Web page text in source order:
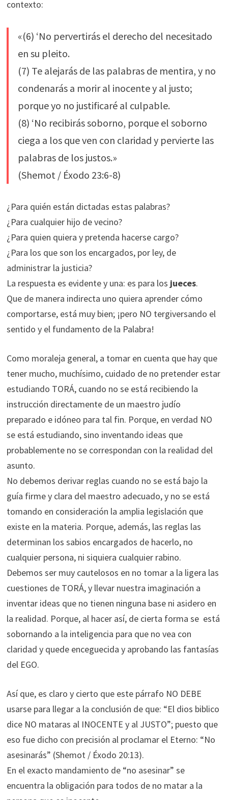
contexto:
«(6) ‘No pervertirás el derecho del necesitado
en su pleito.
(7) Te alejarás de las palabras de mentira, y no
condenarás a morir al inocente y al justo;
porque yo no justificaré al culpable.
(8) ‘No recibirás soborno, porque el soborno
ciega a los que ven con claridad y pervierte las
palabras de los justos.»
(Shemot / Éxodo 23:6-8)
¿Para quién están dictadas estas palabras?
¿Para cualquier hijo de vecino?
¿Para quien quiera y pretenda hacerse cargo?
¿Para los que son los encargados, por ley, de
administrar la justicia?
La respuesta es evidente y una: es para los jueces.
Que de manera indirecta uno quiera aprender cómo
comportarse, está muy bien; ¡pero NO tergiversando el
sentido y el fundamento de la Palabra!
Como moraleja general, a tomar en cuenta que hay que
tener mucho, muchísimo, cuidado de no pretender estar
estudiando TORÁ, cuando no se está recibiendo la
instrucción directamente de un maestro judío
preparado e idóneo para tal fin. Porque, en verdad NO
se está estudiando, sino inventando ideas que
probablemente no se correspondan con la realidad del
asunto.
No debemos derivar reglas cuando no se está bajo la
guía firme y clara del maestro adecuado, y no se está
tomando en consideración la amplia legislación que
existe en la materia. Porque, además, las reglas las
determinan los sabios encargados de hacerlo, no
cualquier persona, ni siquiera cualquier rabino.
Debemos ser muy cautelosos en no tomar a la ligera las
cuestiones de TORÁ, y llevar nuestra imaginación a
inventar ideas que no tienen ninguna base ni asidero en
la realidad. Porque, al hacer así, de cierta forma se está
sobornando a la inteligencia para que no vea con
claridad y quede enceguecida y aprobando las fantasías
del EGO.
Así que, es claro y cierto que este párrafo NO DEBE
usarse para llegar a la conclusión de que: “El dios biblico
dice NO mataras al INOCENTE y al JUSTO”; puesto que
eso fue dicho con precisión al proclamar el Eterno: “No
asesinarás” (Shemot / Éxodo 20:13).
En el exacto mandamiento de “no asesinar” se
encuentra la obligación para todos de no matar a la